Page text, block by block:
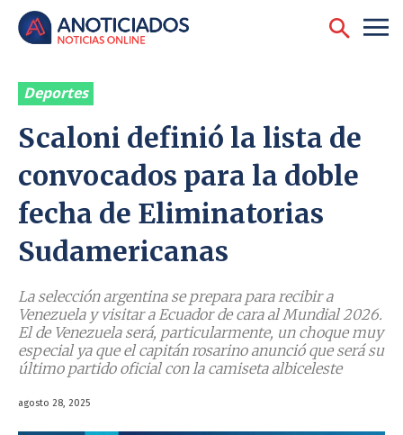
Deportes
Scaloni definió la lista de
convocados para la doble
fecha de Eliminatorias
Sudamericanas
La selección argentina se prepara para recibir a
Venezuela y visitar a Ecuador de cara al Mundial 2026.
El de Venezuela será, particularmente, un choque muy
especial ya que el capitán rosarino anunció que será su
último partido oficial con la camiseta albiceleste
agosto 28, 2025